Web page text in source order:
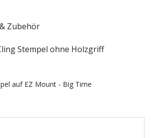
Zubehör
Stempel ohne Holzgriff
auf EZ Mount - Big Time